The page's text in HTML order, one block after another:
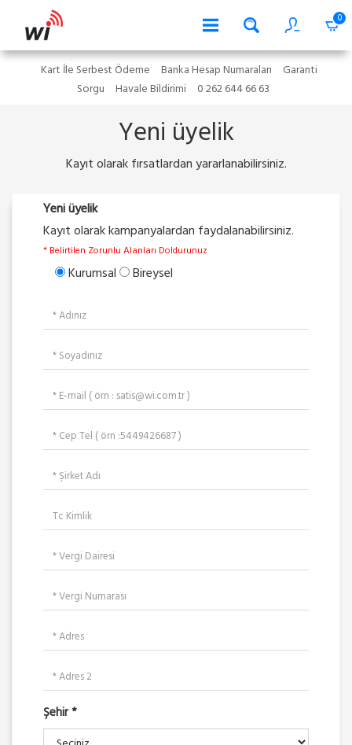
0
Kart İle Serbest Ödeme Banka Hesap Numaraları
Garanti
Sorgu
Havale Bildirimi 0 262 644 66 63
Yeni üyelik
Kayıt olarak fırsatlardan yararlanabilirsiniz.
Yeni üyelik
Kayıt olarak kampanyalardan faydalanabilirsiniz.
* Belirtilen Zorunlu Alanları Doldurunuz
Kurumsal Bireysel
Şehir *